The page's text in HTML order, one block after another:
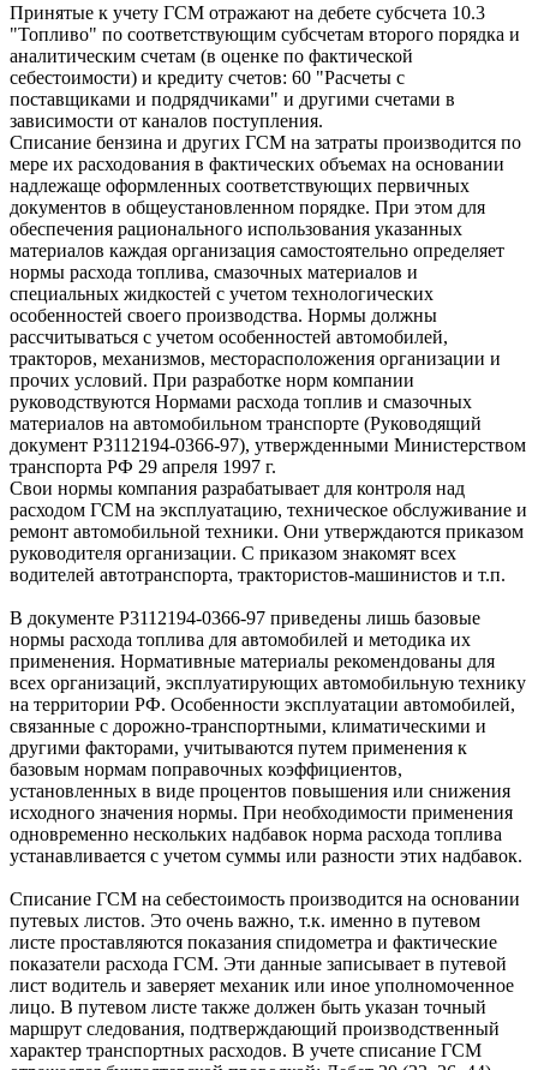
Принятые к учету ГСМ отражают на дебете субсчета 10.3
"Топливо" по соответствующим субсчетам второго порядка и
аналитическим счетам (в оценке по фактической
себестоимости) и кредиту счетов: 60 "Расчеты с
поставщиками и подрядчиками" и другими счетами в
зависимости от каналов поступления.
Списание бензина и других ГСМ на затраты производится по
мере их расходования в фактических объемах на основании
надлежаще оформленных соответствующих первичных
документов в общеустановленном порядке. При этом для
обеспечения рационального использования указанных
материалов каждая организация самостоятельно определяет
нормы расхода топлива, смазочных материалов и
специальных жидкостей с учетом технологических
особенностей своего производства. Нормы должны
рассчитываться с учетом особенностей автомобилей,
тракторов, механизмов, месторасположения организации и
прочих условий. При разработке норм компании
руководствуются Нормами расхода топлив и смазочных
материалов на автомобильном транспорте (Руководящий
документ Р3112194-0366-97), утвержденными Министерством
транспорта РФ 29 апреля 1997 г.
Свои нормы компания разрабатывает для контроля над
расходом ГСМ на эксплуатацию, техническое обслуживание и
ремонт автомобильной техники. Они утверждаются приказом
руководителя организации. С приказом знакомят всех
водителей автотранспорта, трактористов-машинистов и т.п.
В документе Р3112194-0366-97 приведены лишь базовые
нормы расхода топлива для автомобилей и методика их
применения. Нормативные материалы рекомендованы для
всех организаций, эксплуатирующих автомобильную технику
на территории РФ. Особенности эксплуатации автомобилей,
связанные с дорожно-транспортными, климатическими и
другими факторами, учитываются путем применения к
базовым нормам поправочных коэффициентов,
установленных в виде процентов повышения или снижения
исходного значения нормы. При необходимости применения
одновременно нескольких надбавок норма расхода топлива
устанавливается с учетом суммы или разности этих надбавок.
Списание ГСМ на себестоимость производится на основании
путевых листов. Это очень важно, т.к. именно в путевом
листе проставляются показания спидометра и фактические
показатели расхода ГСМ. Эти данные записывает в путевой
лист водитель и заверяет механик или иное уполномоченное
лицо. В путевом листе также должен быть указан точный
маршрут следования, подтверждающий производственный
характер транспортных расходов. В учете списание ГСМ